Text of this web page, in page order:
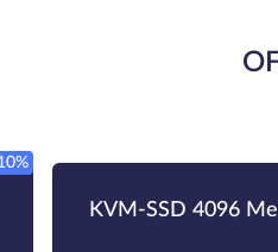
KVM-SSD 4096